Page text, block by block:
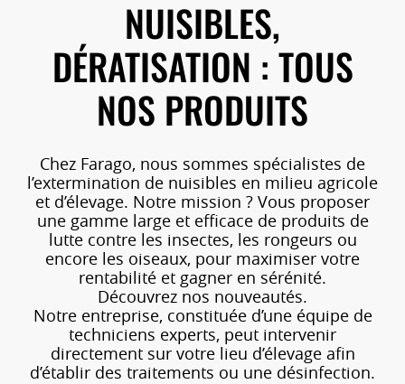
NUISIBLES,
DÉRATISATION : TOUS
NOS PRODUITS
Chez Farago, nous sommes spécialistes de
l’extermination de nuisibles en milieu agricole
et d’élevage. Notre mission ? Vous proposer
une gamme large et efficace de produits de
lutte contre les insectes, les rongeurs ou
encore les oiseaux, pour maximiser votre
rentabilité et gagner en sérénité.
Découvrez nos nouveautés.
Notre entreprise, constituée d’une équipe de
techniciens experts, peut intervenir
directement sur votre lieu d’élevage afin
d’établir des traitements ou une désinfection.